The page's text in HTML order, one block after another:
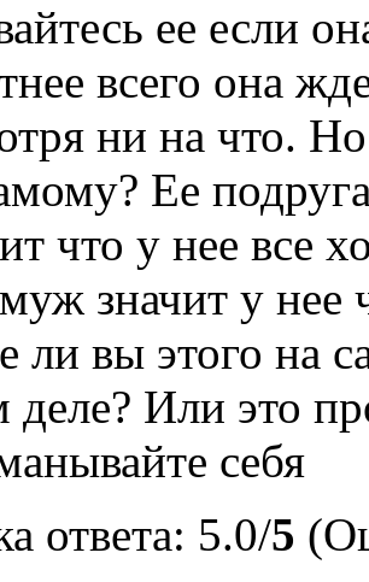
ее если
всего она
ни на что.
Ее
что у нее все
значит у
ли вы этого на
деле? Или это
себя
ответа: 5.0/5